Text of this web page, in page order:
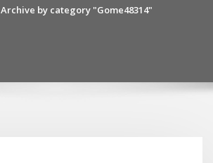
Archive by category "Gome48314"